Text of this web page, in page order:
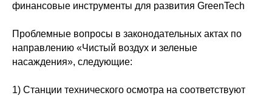
финансовые инструменты для развития GreenTech
Проблемные вопросы в законодательных актах по
направлению «Чистый воздух и зеленые
насаждения», следующие:
1) Станции технического осмотра на соответствуют